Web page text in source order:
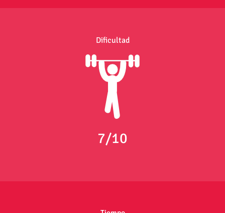
Dificultad
7/10